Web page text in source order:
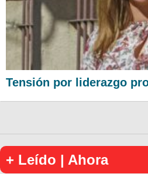
Tensión por liderazgo
+ Leído | Ahora